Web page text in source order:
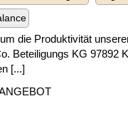
die Produktivität
Beteiligungs KG 97892
[...]